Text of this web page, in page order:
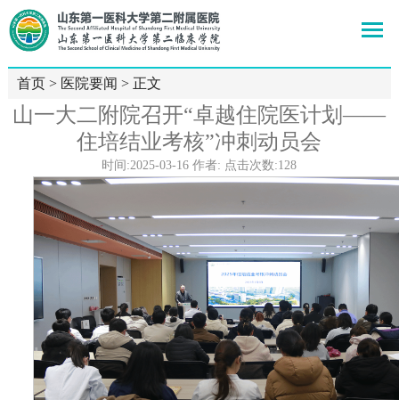
首页> 医院要闻 > 正文
山一大二附院召开“卓越住院医计划——
住培结业考核”冲刺动员会
时间:2025-03-16 作者: 点击次数:128